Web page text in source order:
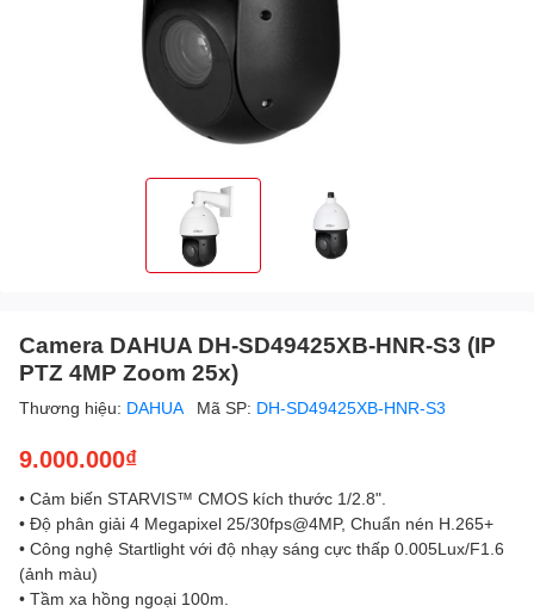
Camera DAHUA DH-SD49425XB-HNR-S3 (IP
PTZ 4MP Zoom 25x)
Thương hiệu: DAHUA Mã SP: DH-SD49425XB-HNR-S3
9.000.000₫
• Cảm biến STARVIS™ CMOS kích thước 1/2.8".
• Độ phân giải 4 Megapixel 25/30fps@4MP, Chuẩn nén H.265+
• Công nghệ Startlight với độ nhạy sáng cực thấp 0.005Lux/F1.6
(ảnh màu)
• Tầm xa hồng ngoại 100m.